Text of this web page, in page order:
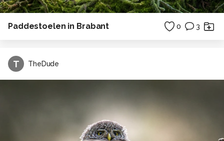
Paddestoelen in Brabant 0 3
T TheDude